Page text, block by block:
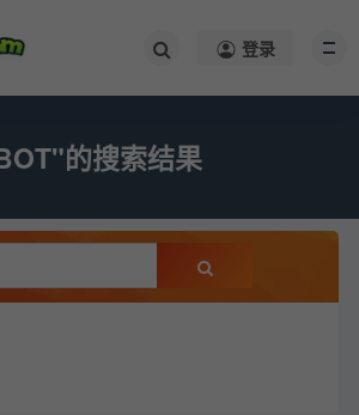
登录
的搜索结果